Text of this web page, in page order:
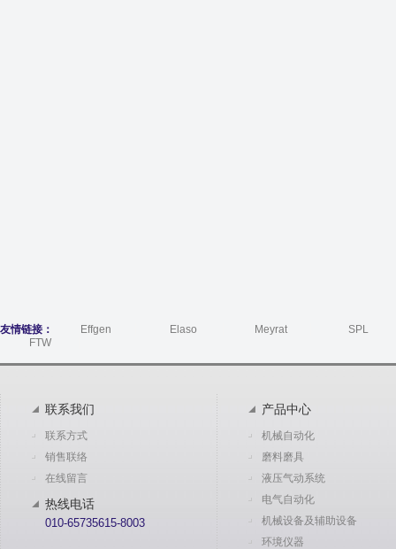
友情链接： Effgen Elaso Meyrat
SPL
FTW
联系我们
联系方式
销售联络
在线留言
热线电话
010-65735615-8003
产品中心
机械自动化
磨料磨具
液压气动系统
电气自动化
机械设备及辅助设备
环境仪器